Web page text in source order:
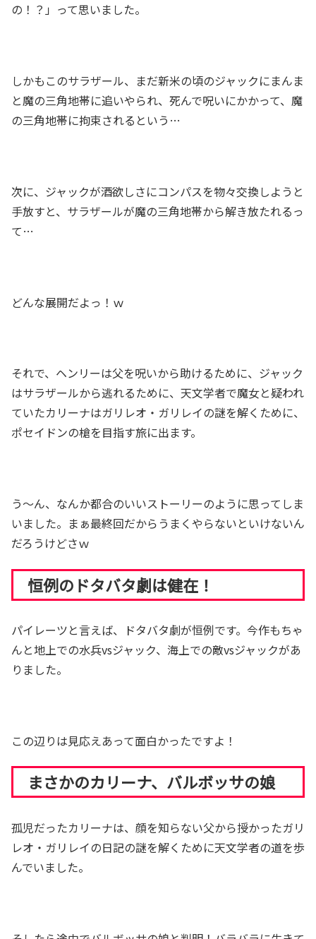
の！？」って思いました。
しかもこのサラザール、まだ新米の頃のジャックにまんま
と魔の三角地帯に追いやられ、死んで呪いにかかって、魔
の三角地帯に拘束されるという…
次に、ジャックが酒欲しさにコンパスを物々交換しようと
手放すと、サラザールが魔の三角地帯から解き放たれるっ
て…
どんな展開だよっ！ｗ
それで、ヘンリーは父を呪いから助けるために、ジャック
はサラザールから逃れるために、天文学者で魔女と疑われ
ていたカリーナはガリレオ・ガリレイの謎を解くために、
ポセイドンの槍を目指す旅に出ます。
う～ん、なんか都合のいいストーリーのように思ってしま
いました。まぁ最終回だからうまくやらないといけないん
だろうけどさｗ
恒例のドタバタ劇は健在！
パイレーツと言えば、ドタバタ劇が恒例です。今作もちゃ
んと地上での水兵vsジャック、海上での敵vsジャックがあ
りました。
この辺りは見応えあって面白かったですよ！
まさかのカリーナ、バルボッサの娘
孤児だったカリーナは、顔を知らない父から授かったガリ
レオ・ガリレイの日記の謎を解くために天文学者の道を歩
んでいました。